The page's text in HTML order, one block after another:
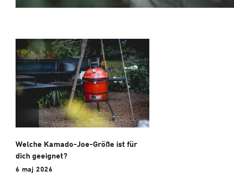
Welche Kamado-Joe-Größe ist für
dich geeignet?
6 maj 2026